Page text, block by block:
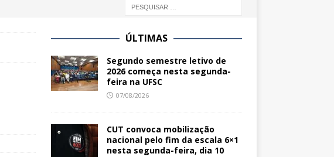
ÚLTIMAS
Segundo semestre letivo de
2026 começa nesta segunda-
feira na UFSC
07/08/2026
CUT convoca mobilização
nacional pelo fim da escala 6×1
nesta segunda-feira, dia 10